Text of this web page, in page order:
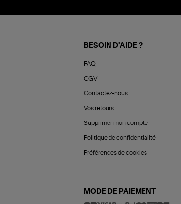
BESOIN D'AIDE ?
FAQ
CGV
Contactez-nous
Vos retours
Supprimer mon compte
Politique de confidentialité
Préférences de cookies
MODE DE PAIEMENT